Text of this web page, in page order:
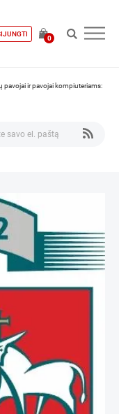
0
pavojai ir pavojai kompiuteriams: